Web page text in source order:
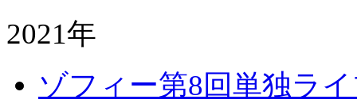
2021年
ゾフィー第8回単独ラ